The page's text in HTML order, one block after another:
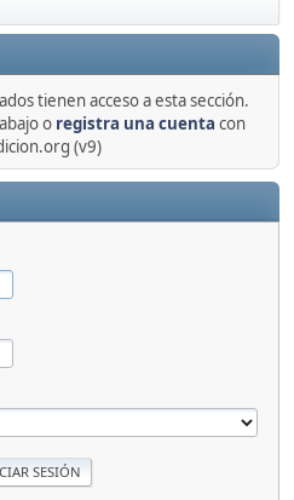
tienen acceso a esta sección.
o registra una cuenta con
(v9)